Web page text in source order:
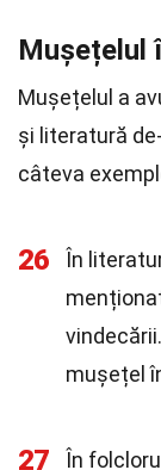
Mușețelul
Mușețelul a
și literatură
câteva
26
În
mușețel
27
În